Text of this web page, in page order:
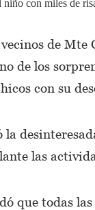
con miles de
de Mte
de los
con su
las
que todas